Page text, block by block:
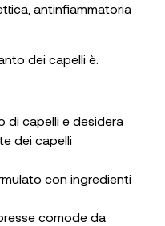
antinfiammatoria
dei capelli è:
di capelli e desidera
dei capelli
con ingredienti
comode da